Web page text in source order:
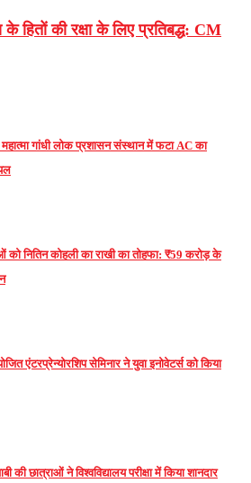
हितों की रक्षा के लिए प्रतिबद्ध: CM
गांधी लोक प्रशासन संस्थान में फटा AC का
नितिन कोहली का राखी का तोहफा: ₹59 करोड़ के
एंटरप्रेन्योरशिप सेमिनार ने युवा इनोवेटर्स को किया
छात्राओं ने विश्वविद्यालय परीक्षा में किया शानदार